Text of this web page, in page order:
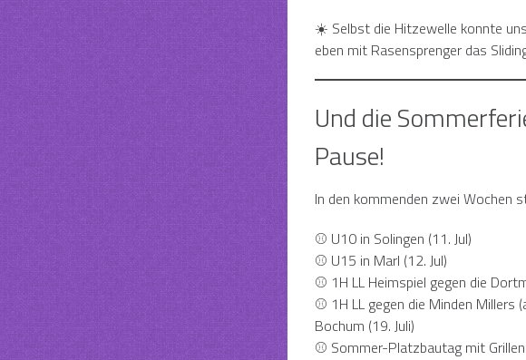
☀️ Selbst die Hitzewelle konnte
eben mit Rasensprenger das
Und die
Pause!
In den kommenden zwei Wochen
⚾ U10 in Solingen (11. Jul)
⚾ U15 in Marl (12. Jul)
⚾ 1H LL Heimspiel gegen die
⚾ 1H LL gegen die Minden Millers
Bochum (19. Juli)
⚾ Sommer-Platzbautag mit Grillen